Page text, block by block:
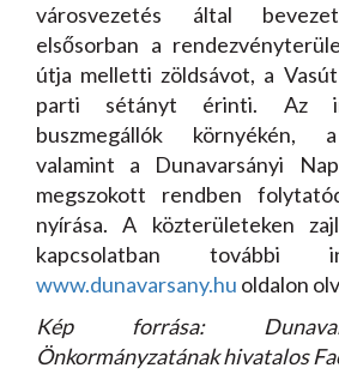
városvezetés által
elsősorban a
útja melletti zöldsávot, a
parti sétányt érinti. Az
buszmegállók környékén,
valamint a Dunavarsányi
megszokott rendben
nyírása. A közterületeken
kapcsolatban további
www.dunavarsany.hu oldalon
Kép forrása:
Önkormányzatának hivatalos